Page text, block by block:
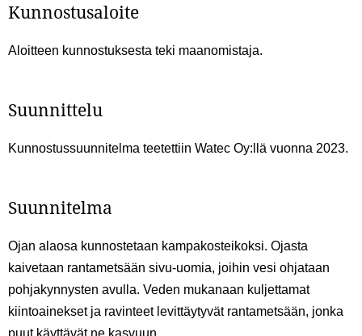
Kunnostusaloite
Aloitteen kunnostuksesta teki maanomistaja.
Suunnittelu
Kunnostussuunnitelma teetettiin Watec Oy:llä vuonna 2023.
Suunnitelma
Ojan alaosa kunnostetaan kampakosteikoksi. Ojasta
kaivetaan rantametsään sivu-uomia, joihin vesi ohjataan
pohjakynnysten avulla. Veden mukanaan kuljettamat
kiintoainekset ja ravinteet levittäytyvät rantametsään, jonka
puut käyttävät ne kasvuun.